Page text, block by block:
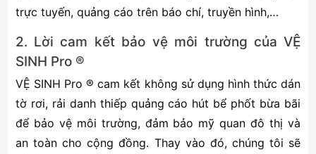
trực tuyến, quảng cáo trên báo chí, truyền hình,…
2. Lời cam kết bảo vệ môi trường của VỆ
SINH Pro ®
VỆ SINH Pro ® cam kết không sử dụng hình thức dán
tờ rơi, rải danh thiếp quảng cáo hút bể phốt bừa bãi
để bảo vệ môi trường, đảm bảo mỹ quan đô thị và
an toàn cho cộng đồng. Thay vào đó, chúng tôi sẽ